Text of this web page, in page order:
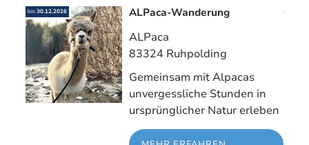
©
ALPaca-Wanderung
ALPaca
83324 Ruhpolding
Gemeinsam mit Alpacas
unvergessliche Stunden in
ursprünglicher Natur erleben
bis30.12.2026